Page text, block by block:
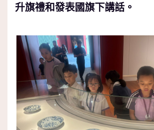
升旗禮和發表國旗下講話。